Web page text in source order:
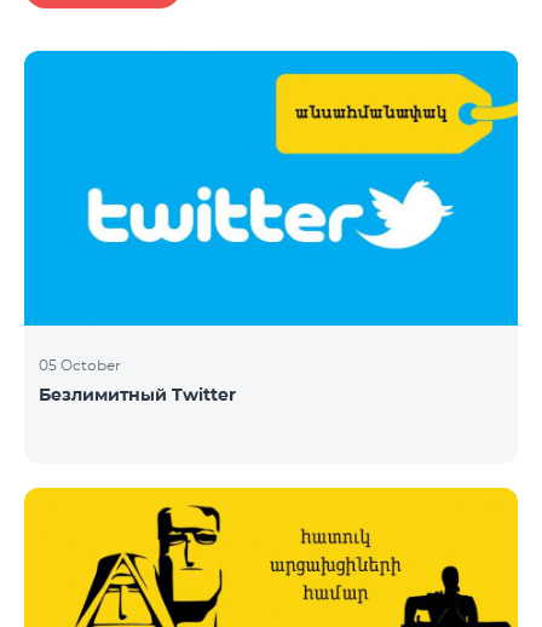
05 October
Безлимитный Twitter